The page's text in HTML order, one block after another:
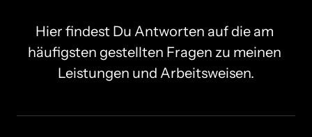
Hier findest Du Antworten auf die am
häufigsten gestellten Fragen zu meinen
Leistungen und Arbeitsweisen.